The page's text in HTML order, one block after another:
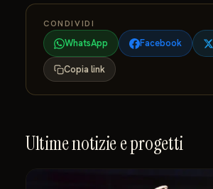
CONDIVIDI
WhatsApp Facebook
Copia link
Ultime notizie e progetti